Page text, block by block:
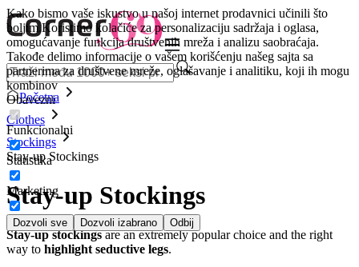
Kako bismo vaše iskustvo u našoj internet prodavnici učinili što
boljim.Koristimo kolačiće za personalizaciju sadržaja i oglasa,
omogućavanje funkcija društvenih mreža i analizu saobraćaja.
Takođe delimo informacije o vašem korišćenju našeg sajta sa
partnerima za društvene mreže, oglašavanje i analitiku, koji ih mogu
kombinov
Obavezni
Funkcionalni
Statistika
Marketing
Dozvoli sve Dozvoli izabrano Odbij
Početna
Clothes
Stockings
Stay-up Stockings
Stay-up Stockings
Stay-up stockingsare an extremely popular choice and the right
way to highlight seductive legs.